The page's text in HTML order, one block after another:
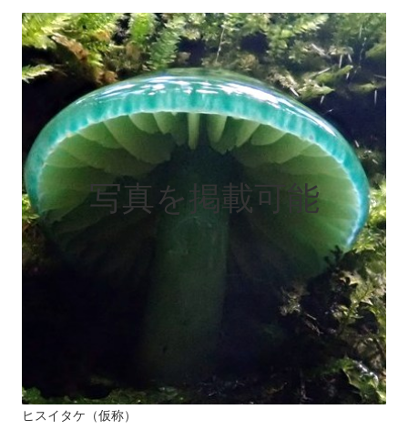
写真を掲載可能
ヒスイタケ（仮称）